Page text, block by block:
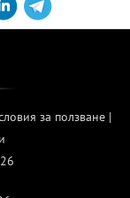
за ползване|